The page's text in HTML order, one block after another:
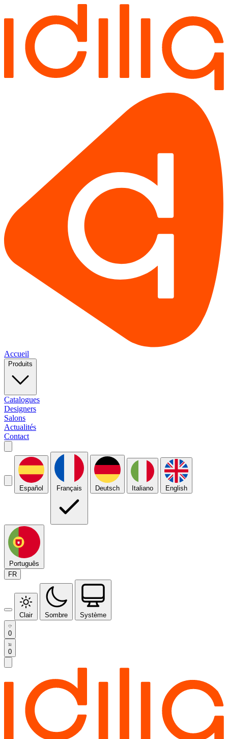
Accueil
Produits
Catalogues
Designers
Salons
Actualités
Contact
Español Français Deutsch Italiano English
Português
FR
Clair Sombre Système
0
0